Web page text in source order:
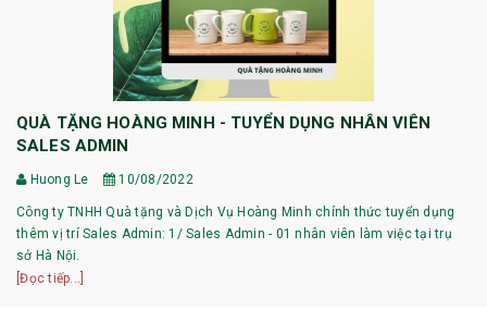
QUÀ TẶNG HOÀNG MINH - TUYỂN DỤNG NHÂN VIÊN
SALES ADMIN
Huong Le 10/08/2022
Công ty TNHH Quà tặng và Dịch Vụ Hoàng Minh chính thức tuyển dụng
thêm vị trí Sales Admin: 1/ Sales Admin - 01 nhân viên làm việc tại trụ
sở Hà Nội.
[Đọc tiếp...]